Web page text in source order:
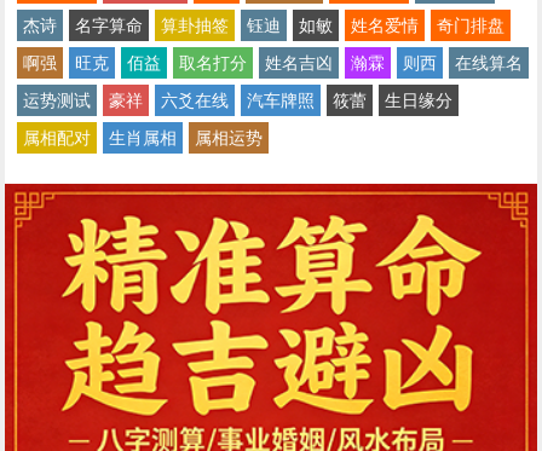
杰诗
名字算命 算卦抽签 钰迪 如敏 姓名爱情
奇门排盘
啊强
旺克 佰益 取名打分 姓名吉凶 瀚霖 则西
在线算名
运势测试
豪祥 六爻在线 汽车牌照 筱蕾
生日缘分
属相配对
生肖属相 属相运势